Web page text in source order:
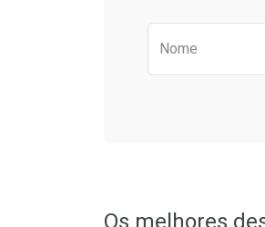
Preencha
Nome
Os melhores